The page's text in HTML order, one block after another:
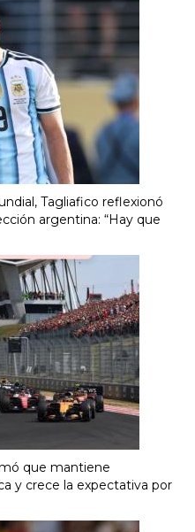
Tagliafico reflexionó
argentina: “Hay que
que mantiene
y crece la expectativa por